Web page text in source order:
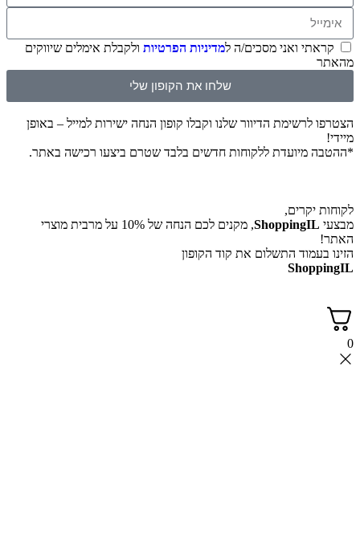
קראתי ואני מסכים/ה למדיניות הפרטיות ולקבלת אימלים שיווקים
מהאתר
שלחו את הקופון שלי
הצטרפו לרשימת הדיוור שלנו וקבלו קופון הנחה ישירות למייל – באופן
מיידי!
*ההטבה מיועדת ללקוחות חדשים בלבד שטרם ביצעו רכישה באתר.
לקוחות יקרים,
מבצעי ShoppingIL
, מקנים לכם הנחה של 10% על מרבית מוצרי
האתר!
הזינו בעמוד התשלום את קוד הקופון
ShoppingIL
0